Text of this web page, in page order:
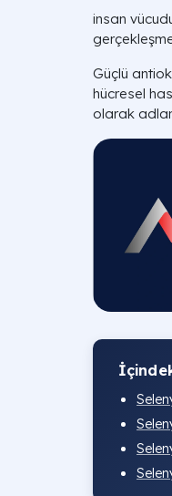
insan
Güçlü
hücresel
olarak